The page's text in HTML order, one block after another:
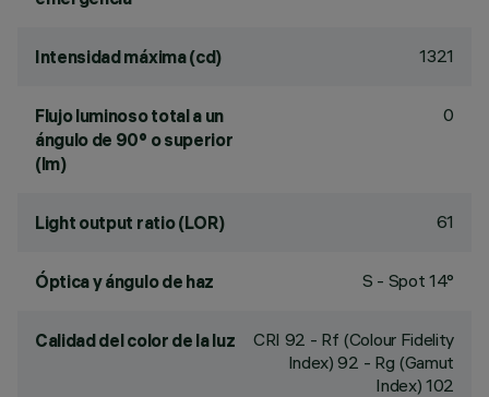
Intensidad máxima (cd) 1321
Flujo luminoso total a un
ángulo de 90° o superior
(lm)
0
Light output ratio (LOR) 61
Óptica y ángulo de haz S - Spot 14°
Calidad del color de la luz CRI 92 - Rf (Colour Fidelity
Index) 92 - Rg (Gamut
Index) 102